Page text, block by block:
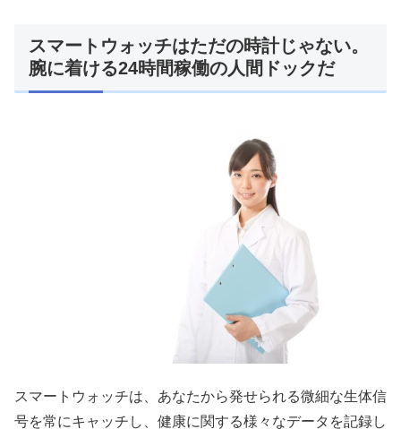
スマートウォッチはただの時計じゃない。
腕に着ける24時間稼働の人間ドックだ
スマートウォッチは、あなたから発せられる微細な生体信
号を常にキャッチし、健康に関する様々なデータを記録し